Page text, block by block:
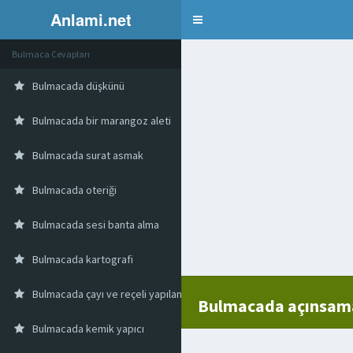
Anlami.net Bulmaca
Bulmacada
Bulmaca Cevapları
Bulmacada düşkünü
Bulmacada bir marangoz aleti
Bulmacada surat asmak
Bulmacada oteriği
Bulmacada sesi banta alma
Bulmacada kartografi
Bulmacada çayı ve reçeli yapılan vitamin deposu meyvecik
Bulmacada kemik yapıcı